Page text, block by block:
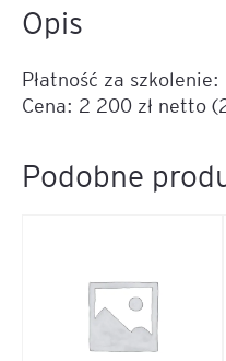
Opis
Płatność za
Cena: 2 200 zł netto
Podobne